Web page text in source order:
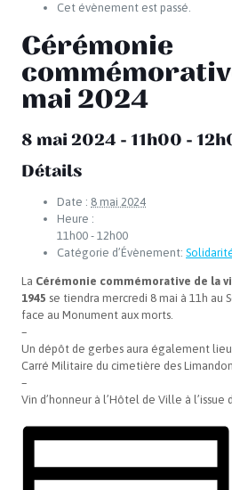
Cet évènement est passé.
Cérémonie
mai 2024
8 mai 2024 - 11h00 -
Détails
Date : 8 mai 2024
Heure :
11h00 - 12h00
Catégorie d’Évènement:
La Cérémonie commémorative de la
1945 se tiendra mercredi 8 mai à 11h au
face au Monument aux morts.
–
Un dépôt de gerbes aura également lieu
Carré Militaire du cimetière des
–
Vin d’honneur à l’Hôtel de Ville à l’issue